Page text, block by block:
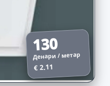
130
Денари / метар
€ 2.11